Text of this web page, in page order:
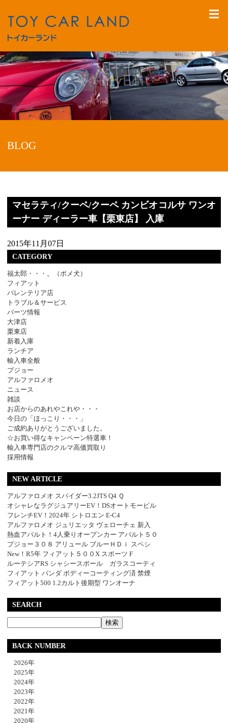
BLOG
マセラティ/クーペ/クーペ カンビオコルサ ワンオ
ーナー ディーラー車【栗東店】 入庫
2015年11月07日
CATEGORY
福太郎・・・。（ポメ犬）
フィアット
バレンテリア店
トラブル＆サービス
パーツ情報
大津店
栗東店
新着入庫
ランチア
輸入車全般
プジョー
アルファロメオ
ニュース
雑談
お店からのあれやこれや・・・
今日の「ほっこり・・・」
ご成約ありがとうございました。
☆お買い得なキャンペーン特選車！
輸入車専門店のクルマ高価買取り
採用情報
NEW ARTICLE
アルファロメオ スパイダー3.2JTS Q4 Ｑ
オシャレなラグジュアリーEV！DSオートモービル
フレンチEV！2024年 シトロエン E-C4
アルファロメオ ジュリエッタ ヴェローチェ 新入
熱血アバルト！4人乗りオープンカー アバルト５０
プジョー３０８ アリュール ブルーＨＤｉ スペシ
New！R5年 フィアット５００X スポーツ F
ルーテシアRS シャシースポール ガラスコーティ
フィアット パンダ ボディーコーティング済 禁煙
フィアット500 1.2カルト後期型 ワンオーナ
SEARCH
BACK NUMBER
2026年
2025年
2024年
2023年
2022年
2021年
2020年